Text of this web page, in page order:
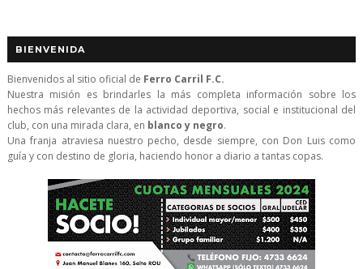
BIENVENIDA
Bienvenidos al sitio oficial de Ferro Carril F.C.
Nuestra misión es brindarles la más completa información sobre los
hechos más relevantes de la actividad deportiva, social e institucional del
club, con una mirada clara, en blanco y negro.
Una franja atraviesa nuestro pecho, desde siempre, con Don Luis como
guía y con destino de gloria, haciendo honor a diario a tantas copas.